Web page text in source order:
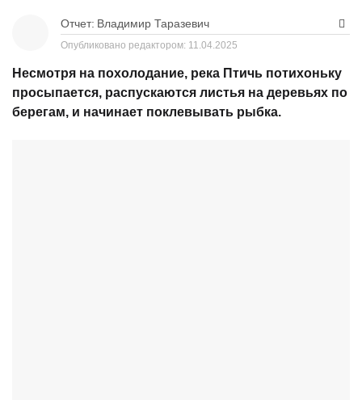
Отчет: Владимир Таразевич
Опубликовано редактором: 11.04.2025
Несмотря на похолодание, река Птичь потихоньку
просыпается, распускаются листья на деревьях по
берегам, и начинает поклевывать рыбка.